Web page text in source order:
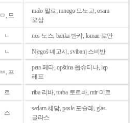
ㅁ, 므
malo 말로, mnogo 므노고, osam
오삼
ㄴ nos 노스, banka 반카, loman 로만
ㄴ Njegoš 녜고시, svibanj 스비반
ㅂ, 프
peta 페타, opština 옵슈티나, lep
레프
르 riba 리바, torba 토르바, mir 미르
스
sedam 세담, posle 포슬레, glas
글라스